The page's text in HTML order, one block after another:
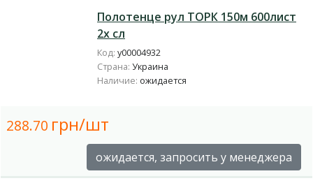
Полотенце рул ТОРК 150м 600лист
2х сл
Код: у00004932
Страна: Украина
Наличие: ожидается
288.70 грн/шт
ожидается, запросить у менеджера